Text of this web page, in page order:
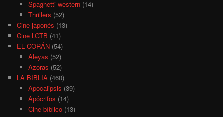
Spaghetti western(14)
Thrillers (52)
Cine japonés (13)
Cine LGTB (41)
EL CORÁN (54)
Aleyas (52)
Azoras (52)
LA BIBLIA (460)
Apocalipsis (39)
Apócrifos (14)
Cine bíblico(13)